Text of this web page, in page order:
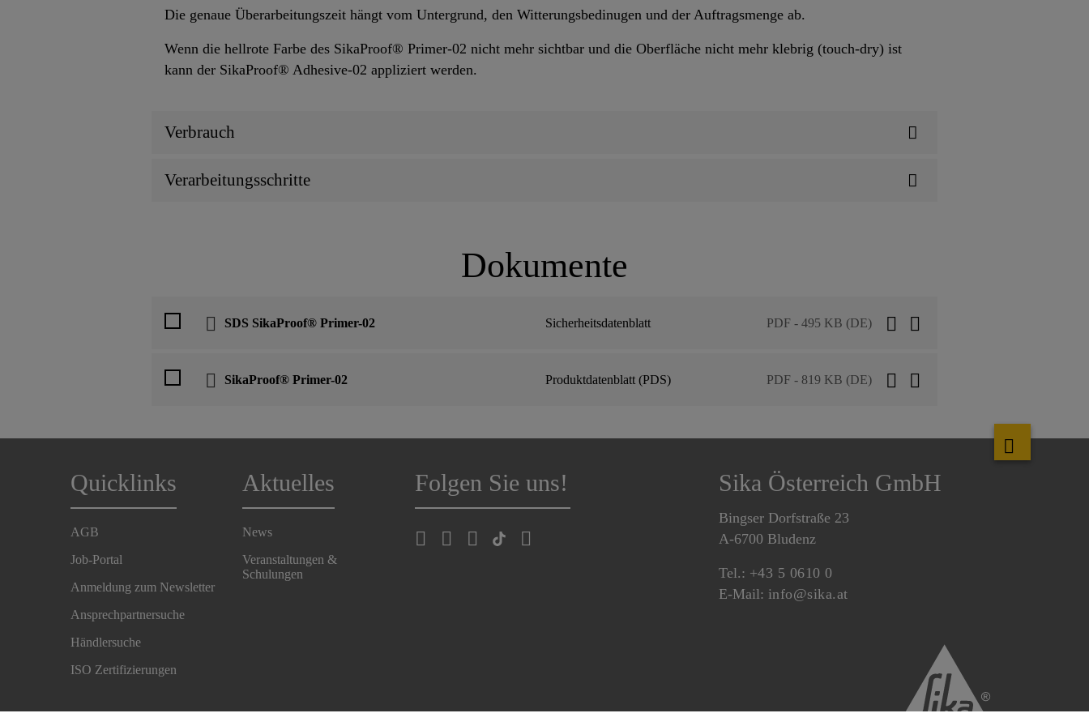
Die genaue Überarbeitungszeit hängt vom Untergrund, den Witterungsbedinugen und der Auftragsmenge ab.
Wenn die hellrote Farbe des SikaProof® Primer-02 nicht mehr sichtbar und die Oberfläche nicht mehr klebrig (touch-dry) ist
kann der SikaProof® Adhesive-02 appliziert werden.
Verbrauch
Verarbeitungsschritte
Dokumente
SDS SikaProof® Primer-02 Sicherheitsdatenblatt PDF - 495 KB (DE)
SikaProof® Primer-02 Produktdatenblatt (PDS) PDF - 819 KB (DE)
Quicklinks
AGB
Job-Portal
Anmeldung zum Newsletter
Ansprechpartnersuche
Händlersuche
ISO Zertifizierungen
Aktuelles
News
Veranstaltungen &
Schulungen
Folgen Sie uns! Sika Österreich GmbH
Bingser Dorfstraße 23
A-6700 Bludenz
Tel.: +43 5 0610 0
E-Mail: info@sika.at